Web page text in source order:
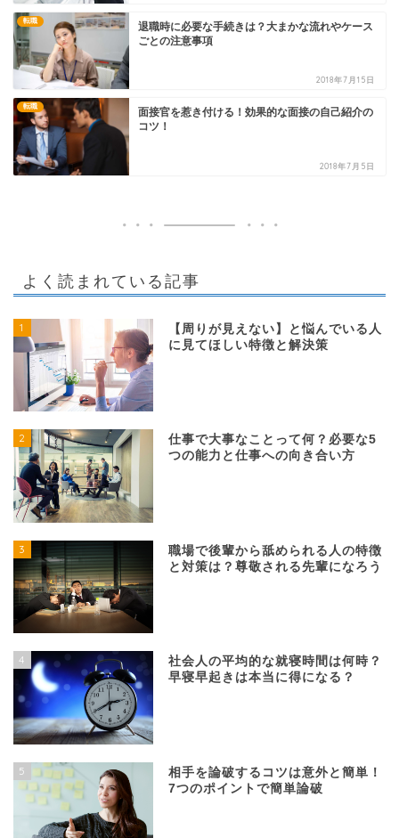
転職
退職時に必要な手続きは？大まかな流れやケース
ごとの注意事項
2018年7月15日
転職
面接官を惹き付ける！効果的な面接の自己紹介の
コツ！
2018年7月5日
よく読まれている記事
1
【周りが見えない】と悩んでいる人
に見てほしい特徴と解決策
2
仕事で大事なことって何？必要な5
つの能力と仕事への向き合い方
3
職場で後輩から舐められる人の特徴
と対策は？尊敬される先輩になろう
4
社会人の平均的な就寝時間は何時？
早寝早起きは本当に得になる？
5
相手を論破するコツは意外と簡単！
7つのポイントで簡単論破